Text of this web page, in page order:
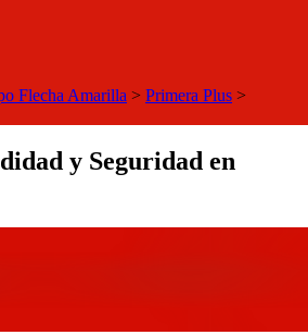
Flecha Amarilla > Primera Plus >
y Seguridad en